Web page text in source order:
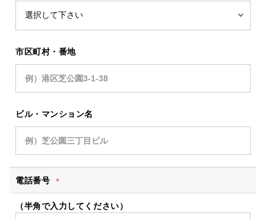
市区町村・番地
ビル・マンション名
電話番号 ＊
（半角で入力してください）